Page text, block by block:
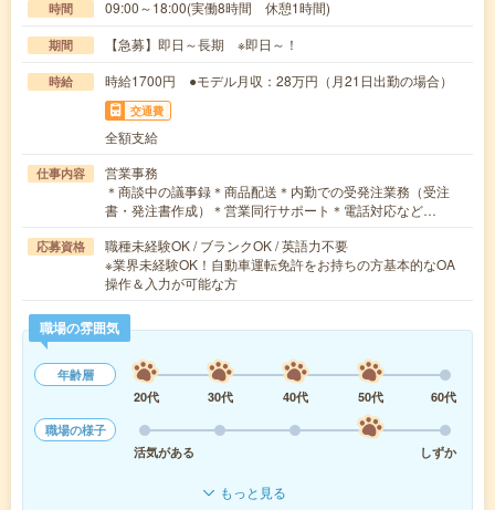
時間 09:00～18:00(実働8時間 休憩1時間)
期間 【急募】即日～長期 ※即日～！
時給 時給1700円 ●モデル月収：28万円（月21日出勤の場合）
交通費
全額支給
仕事内容
営業事務
＊商談中の議事録＊商品配送＊内勤での受発注業務（受注
書・発注書作成）＊営業同行サポート＊電話対応など…
応募資格
職種未経験OK / ブランクOK / 英語力不要
※業界未経験OK！自動車運転免許をお持ちの方基本的なOA
操作＆入力が可能な方
職場の雰囲気
年齢層
20代
30代 40代 50代
60代
職場の様子
活気がある
しずか
もっと見る